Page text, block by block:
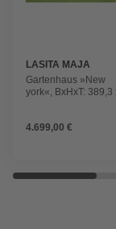
LASITA MAJA
Gartenhaus »New
york«, BxHxT: 389,3
Dachüberstand), Holz
4.699,00 €